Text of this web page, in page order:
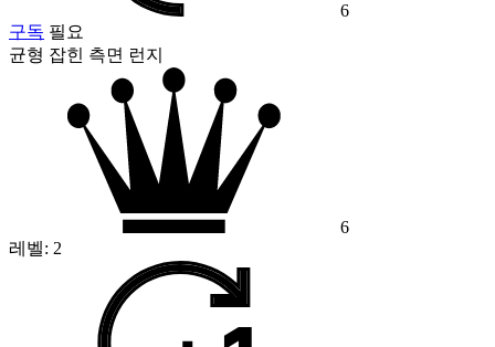
6
구독 필요
균형 잡힌 측면 런지
6
레벨: 2